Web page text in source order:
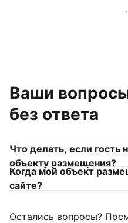
Присоединиться к
Ваши
без ответа
Что делать, если гость
объекту размещения?
Когда мой объект
сайте?
Остались вопросы?